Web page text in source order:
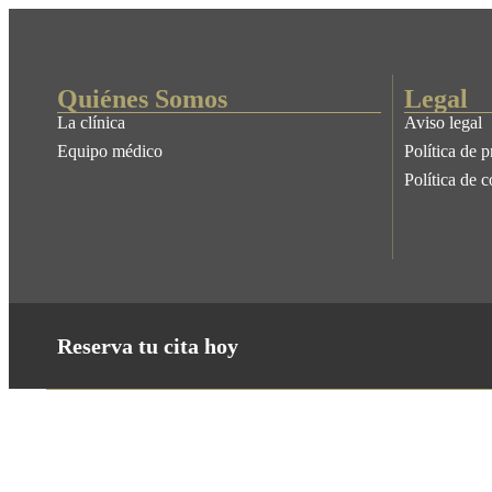
Quiénes Somos
La clínica
Equipo médico
Legal
Aviso legal
Política de
Política de
Reserva tu cita hoy